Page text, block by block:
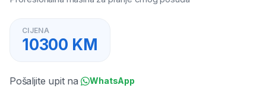
CIJENA
10300 KM
Pošaljite upit na WhatsApp